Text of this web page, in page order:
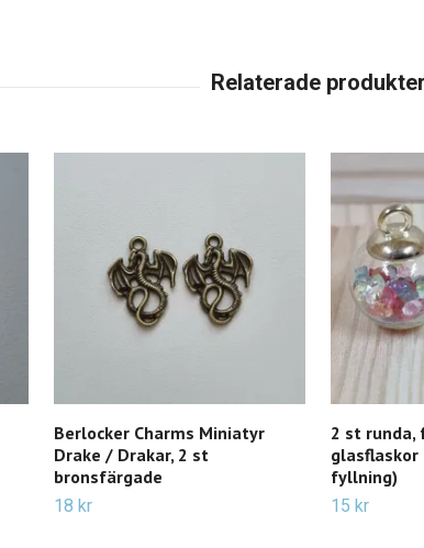
Berlocker Charms Miniatyr
Drake / Drakar, 2 st
bronsfärgade
18 kr
2 st
glasflaskor
fyllning)
15 kr